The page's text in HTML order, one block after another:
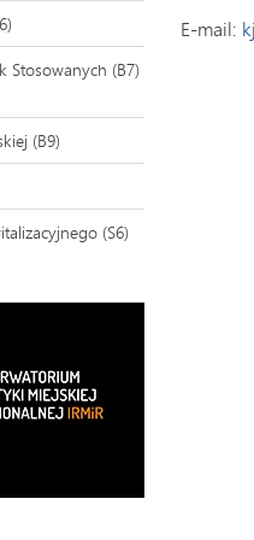
E-mail:
Stosowanych (B7)
(B9)
(S6)